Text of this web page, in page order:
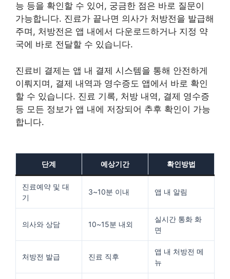
능 등을 확인할 수 있어, 궁금한 점은 바로 질문이
가능합니다. 진료가 끝나면 의사가 처방전을 발급해
주며, 처방전은 앱 내에서 다운로드하거나 지정 약
국에 바로 전달할 수 있습니다.
진료비 결제는 앱 내 결제 시스템을 통해 안전하게
이뤄지며, 결제 내역과 영수증도 앱에서 바로 확인
할 수 있습니다. 진료 기록, 처방 내역, 결제 영수증
등 모든 정보가 앱 내에 저장되어 추후 확인이 가능
합니다.
단계 예상기간 확인방법
진료예약 및 대
기
3~10분 이내 앱 내 알림
의사와 상담 10~15분 내외
실시간 통화 화
면
처방전 발급 진료 직후
앱 내 처방전 메
뉴